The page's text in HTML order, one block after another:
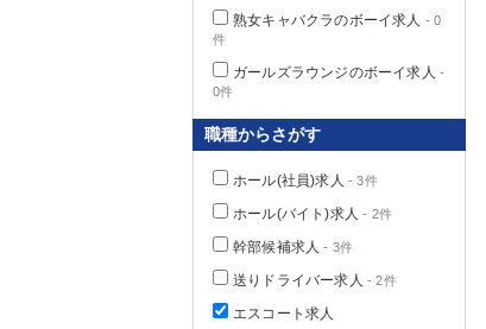
熟女キャバクラのボーイ求人 - 0
件
ガールズラウンジのボーイ求人 -
0件
職種からさがす
ホール(社員)求人 - 3件
ホール(バイト)求人 - 2件
幹部候補求人 - 3件
送りドライバー求人 - 2件
エスコート求人
茨城県
群馬県